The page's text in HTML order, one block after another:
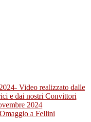
Video realizzato dalle
e dai nostri Convittori
2024
a Fellini